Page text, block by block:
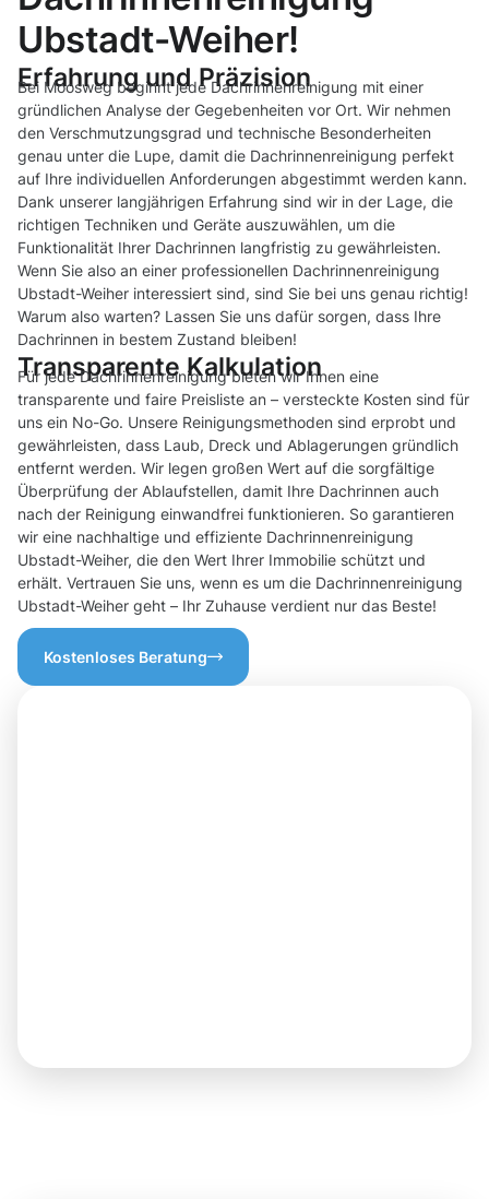
Ubstadt-Weiher!
Erfahrung und Präzision
Bei Moosweg beginnt jede Dachrinnenreinigung mit einer
gründlichen Analyse der Gegebenheiten vor Ort. Wir nehmen
den Verschmutzungsgrad und technische Besonderheiten
genau unter die Lupe, damit die Dachrinnenreinigung perfekt
auf Ihre individuellen Anforderungen abgestimmt werden kann.
Dank unserer langjährigen Erfahrung sind wir in der Lage, die
richtigen Techniken und Geräte auszuwählen, um die
Funktionalität Ihrer Dachrinnen langfristig zu gewährleisten.
Wenn Sie also an einer professionellen Dachrinnenreinigung
Ubstadt-Weiher interessiert sind, sind Sie bei uns genau richtig!
Warum also warten? Lassen Sie uns dafür sorgen, dass Ihre
Dachrinnen in bestem Zustand bleiben!
Transparente Kalkulation
Für jede Dachrinnenreinigung bieten wir Ihnen eine
transparente und faire Preisliste an – versteckte Kosten sind für
uns ein No-Go. Unsere Reinigungsmethoden sind erprobt und
gewährleisten, dass Laub, Dreck und Ablagerungen gründlich
entfernt werden. Wir legen großen Wert auf die sorgfältige
Überprüfung der Ablaufstellen, damit Ihre Dachrinnen auch
nach der Reinigung einwandfrei funktionieren. So garantieren
wir eine nachhaltige und effiziente Dachrinnenreinigung
Ubstadt-Weiher, die den Wert Ihrer Immobilie schützt und
erhält. Vertrauen Sie uns, wenn es um die Dachrinnenreinigung
Ubstadt-Weiher geht – Ihr Zuhause verdient nur das Beste!
Kostenloses Beratung